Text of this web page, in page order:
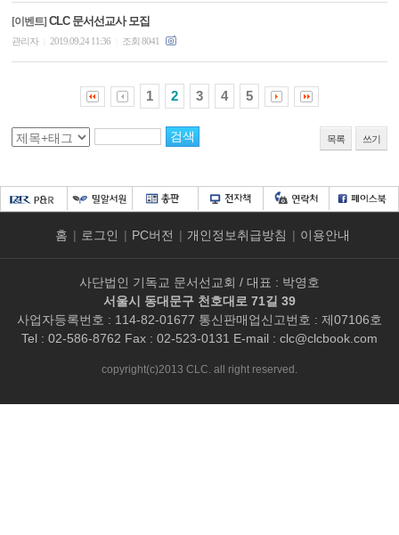
[이벤트] CLC 문서선교사 모집
관리자 2019.09.24 11:36 조회 8041
1 2 3 4 5
목록 쓰기
홈 | 로그인 | PC버전 | 개인정보취급방침 | 이용안내
사단법인 기독교 문서선교회 / 대표 : 박영호
서울시 동대문구 천호대로 71길 39
사업자등록번호 : 114-82-01677 통신판매업신고번호 : 제07106호
Tel : 02-586-8762 Fax : 02-523-0131 E-mail : clc@clcbook.com
copyright(c)2013 CLC. all right reserved.